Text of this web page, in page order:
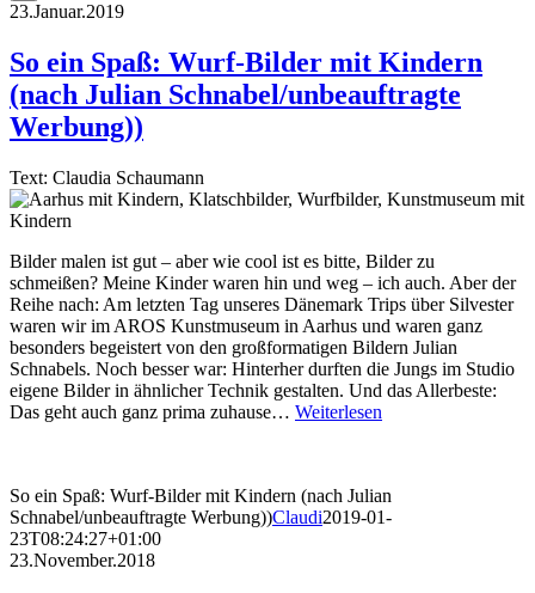
23.Januar.2019
So ein Spaß: Wurf-Bilder mit Kindern
(nach Julian Schnabel/unbeauftragte
Werbung))
Text: Claudia Schaumann
Bilder malen ist gut – aber wie cool ist es bitte, Bilder zu
schmeißen? Meine Kinder waren hin und weg – ich auch. Aber der
Reihe nach: Am letzten Tag unseres Dänemark Trips über Silvester
waren wir im AROS Kunstmuseum in Aarhus und waren ganz
besonders begeistert von den großformatigen Bildern Julian
Schnabels. Noch besser war: Hinterher durften die Jungs im Studio
eigene Bilder in ähnlicher Technik gestalten. Und das Allerbeste:
Das geht auch ganz prima zuhause… Weiterlesen
So ein Spaß: Wurf-Bilder mit Kindern (nach Julian
Schnabel/unbeauftragte Werbung))Claudi2019-01-
23T08:24:27+01:00
23.November.2018